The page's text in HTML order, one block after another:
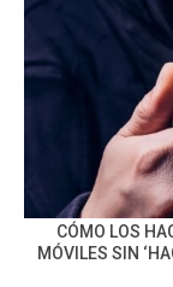
CÓMO LOS
MÓVILES SIN